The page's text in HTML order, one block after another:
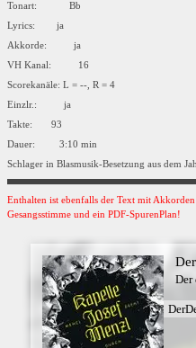
Tonart: Bb
Lyrics: ja
Akkorde: ja
VH Kanal: 16
Scorekanäle: L = --, R = 4
Einzlr.: ja
Takte: 93
Dauer: 3:10 min
Schlager in Blasmusik-Besetzung aus dem
Enthalten ist ebenfalls der Text mit
Gesangsstimme und ein PDF-SpurenPlan!
Der